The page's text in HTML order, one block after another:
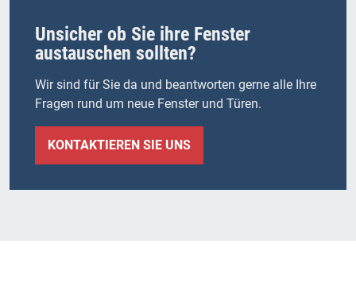
Unsicher ob Sie ihre Fenster
austauschen sollten?
Wir sind für Sie da und beantworten gerne alle Ihre
Fragen rund um neue Fenster und Türen.
KONTAKTIEREN SIE UNS